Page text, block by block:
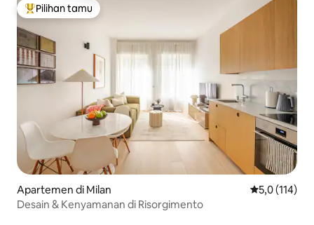
Pilihan tamu terpopuler
Pilihan tamu
Apartemen di Milan Nilai rata-
5,0 (114)
Desain & Kenyamanan di Risorgimento